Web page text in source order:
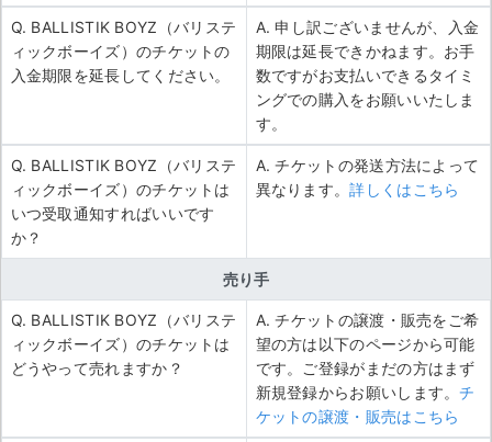
Q. BALLISTIK BOYZ（バリステ
ィックボーイズ）のチケットの
入金期限を延長してください。
A. 申し訳ございませんが、入金
期限は延長できかねます。お手
数ですがお支払いできるタイミ
ングでの購入をお願いいたしま
す。
Q. BALLISTIK BOYZ（バリステ
ィックボーイズ）のチケットは
いつ受取通知すればいいです
か？
A. チケットの発送方法によって
異なります。詳しくはこちら
売り手
Q. BALLISTIK BOYZ（バリステ
ィックボーイズ）のチケットは
どうやって売れますか？
A. チケットの譲渡・販売をご希
望の方は以下のページから可能
です。ご登録がまだの方はまず
新規登録からお願いします。チ
ケットの譲渡・販売はこちら